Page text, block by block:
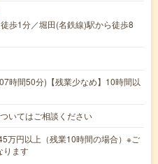
歩1分／堀田(名鉄線)駅から徒歩8
時間50分)【残業少なめ】10時間以
いてはご相談ください
万円以上（残業10時間の場合）※ご
ります